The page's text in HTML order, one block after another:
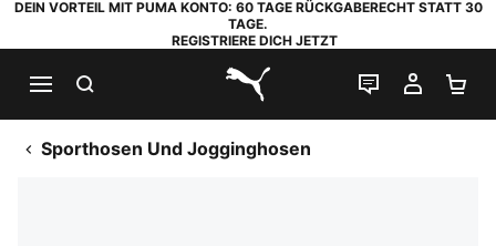
DEIN VORTEIL MIT PUMA KONTO: 60 TAGE RÜCKGABERECHT STATT 30
TAGE.
REGISTRIERE DICH JETZT
PUMA.com
LIVE-CHAT
MEIN
Sporthosen Und Jogginghosen